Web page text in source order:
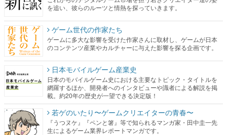
を追い、彼らのルーツと情熱を探っていきます。
ゲーム世代の作家たち
ゲームに多大な影響を受けた作家さんに取材し、ゲームが日本
のコンテンツ産業やカルチャーに与えた影響を探る企画です。
日本モバイルゲーム産業史
日本のモバイルゲーム史における主要なトピック・タイトルを
網羅するほか、開発者へのインタビューや識者による解説を掲
載。約20年の歴史が一望できる決定版！
若ゲのいたり〜ゲームクリエイターの青春〜
『うつヌケ』『ペンと箸』等で知られるマンガ家・田中圭一先
生によるゲーム業界レポートマンガです。